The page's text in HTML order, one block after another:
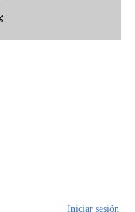
Iniciar sesión